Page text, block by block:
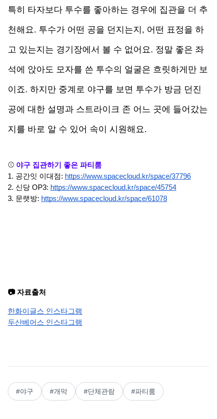
특히 타자보다 투수를 좋아하는 경우에 집관을 더 추
천해요. 투수가 어떤 공을 던지는지, 어떤 표정을 하
고 있는지는 경기장에서 볼 수 없어요. 정말 좋은 좌
석에 앉아도 모자를 쓴 투수의 얼굴은 흐릿하게만 보
이죠. 하지만 중계로 야구를 보면 투수가 방금 던진
공에 대한 설명과 스트라이크 존 어느 곳에 들어갔는
지를 바로 알 수 있어 속이 시원해요.
⚾ 야구 집관하기 좋은 파티룸
1. 공간잇 이대점: https://www.spacecloud.kr/space/37796
2. 신당 OP3: https://www.spacecloud.kr/space/45754
3. 문랫방: https://www.spacecloud.kr/space/61078
📷 자료출처
한화이글스 인스타그램
두산베어스 인스타그램
#야구 #개막 #단체관람 #파티룸